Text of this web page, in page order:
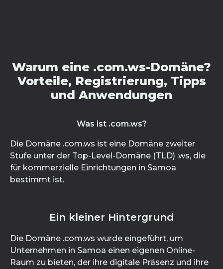
Warum eine .com.ws-Domäne?
Vorteile, Registrierung, Tipps
und Anwendungen
Was ist .com.ws?
Die Domäne .com.ws ist eine Domäne zweiter
Stufe unter der Top-Level-Domäne (TLD) .ws, die
für kommerzielle Einrichtungen in Samoa
bestimmt ist.
Ein kleiner Hintergrund
Die Domäne .com.ws wurde eingeführt, um
Unternehmen in Samoa einen eigenen Online-
Raum zu bieten, der ihre digitale Präsenz und ihre